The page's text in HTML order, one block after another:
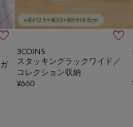

3COINS
スタッキングラックワイド／
コレクション収納
¥660